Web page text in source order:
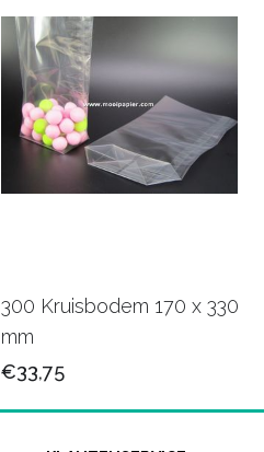
300 Kruisbodem 170 x 330
mm
€33,75